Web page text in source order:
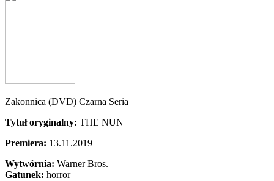
Zakonnica (DVD) Czarna Seria
Tytuł oryginalny: THE NUN
Premiera: 13.11.2019
Wytwórnia: Warner Bros.
Gatunek: horror